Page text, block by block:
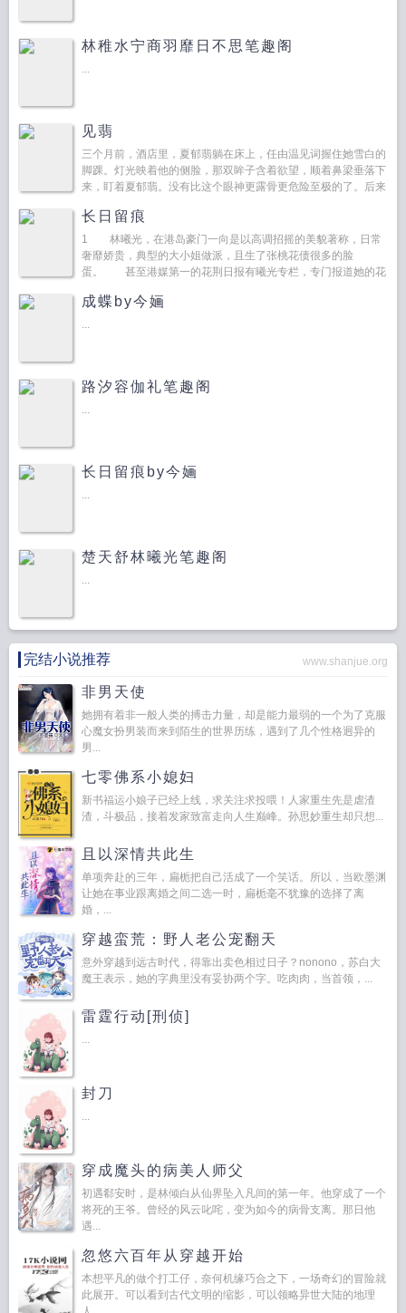
林稚水宁商羽靡日不思笔趣阁
...
见翡
三个月前，酒店里，夏郁翡躺在床上，任由温见词握住她雪白的
脚踝。灯光映着他的侧脸，那双眸子含着欲望，顺着鼻梁垂落下
来，盯着夏郁翡。没有比这个眼神更露骨更危险至极的了。后来
跑了，...
长日留痕
1 林曦光，在港岛豪门一向是以高调招摇的美貌著称，日常
奢靡娇贵，典型的大小姐做派，且生了张桃花债很多的脸
蛋。 甚至港媒第一的花荆日报有曦光专栏，专门报道她的花
成蝶by今婳
...
路汐容伽礼笔趣阁
...
长日留痕by今婳
...
楚天舒林曦光笔趣阁
...
完结小说推荐 www.shanjue.org
非男天使
她拥有着非一般人类的搏击力量，却是能力最弱的一个为了克服
心魔女扮男装而来到陌生的世界历练，遇到了几个性格迥异的
男...
七零佛系小媳妇
新书福运小娘子已经上线，求关注求投喂！人家重生先是虐渣
渣，斗极品，接着发家致富走向人生巅峰。孙思妙重生却只想...
且以深情共此生
单项奔赴的三年，扁栀把自己活成了一个笑话。所以，当欧墨渊
让她在事业跟离婚之间二选一时，扁栀毫不犹豫的选择了离
婚，...
穿越蛮荒：野人老公宠翻天
意外穿越到远古时代，得靠出卖色相过日子？nonono，苏白大
魔王表示，她的字典里没有妥协两个字。吃肉肉，当首领，...
雷霆行动[刑侦]
...
封刀
...
穿成魔头的病美人师父
初遇郗安时，是林倾白从仙界坠入凡间的第一年。他穿成了一个
将死的王爷。曾经的风云叱咤，变为如今的病骨支离。那日他
遇...
忽悠六百年从穿越开始
本想平凡的做个打工仔，奈何机缘巧合之下，一场奇幻的冒险就
此展开。可以看到古代文明的缩影，可以领略异世大陆的地理